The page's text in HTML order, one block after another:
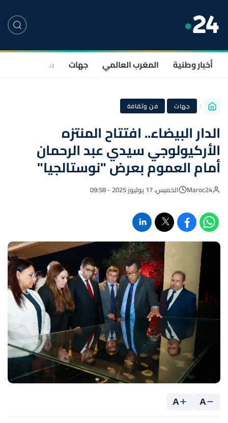
أخبار وطنية المغرب العالمي جهات سياسة
جهات · فن وثقافة
الدار البيضاء.. افتتاح المنتزه
الأركيولوجي سيدي عبد الرحمان
أمام العموم بعرض "نوستالجيا"
Maroc24 الخميس، 17 يوليوز 2025 - 09:58
A
A